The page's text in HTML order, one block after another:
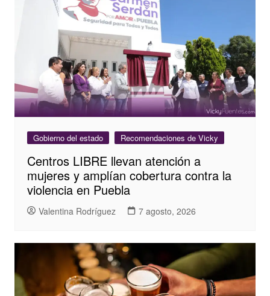
Gobierno del estado Recomendaciones de Vicky
Centros LIBRE llevan atención a
mujeres y amplían cobertura contra la
violencia en Puebla
Valentina Rodríguez 7 agosto, 2026